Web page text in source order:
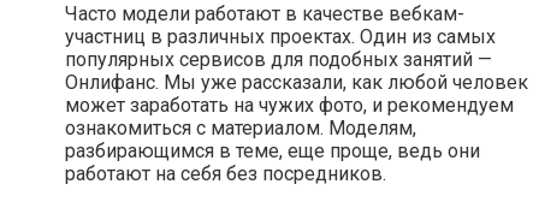
Часто модели работают в качестве вебкам-
участниц в различных проектах. Один из самых
популярных сервисов для подобных занятий —
Онлифанс. Мы уже рассказали, как любой человек
может заработать на чужих фото, и рекомендуем
ознакомиться с материалом. Моделям,
разбирающимся в теме, еще проще, ведь они
работают на себя без посредников.